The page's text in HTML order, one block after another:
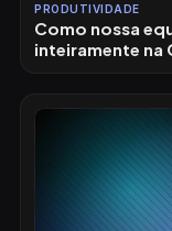
PRODUTIVIDADE
Como nossa
inteiramente na